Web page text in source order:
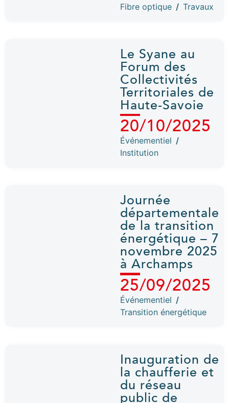
Fibre optique / Travaux
Le Syane au
Forum des
Collectivités
Territoriales de
Haute-Savoie
20/10/2025
Événementiel /
Institution
Journée
départementale
de la transition
énergétique – 7
novembre 2025
à Archamps
25/09/2025
Événementiel /
Transition énergétique
Inauguration de
la chaufferie et
du réseau
public de